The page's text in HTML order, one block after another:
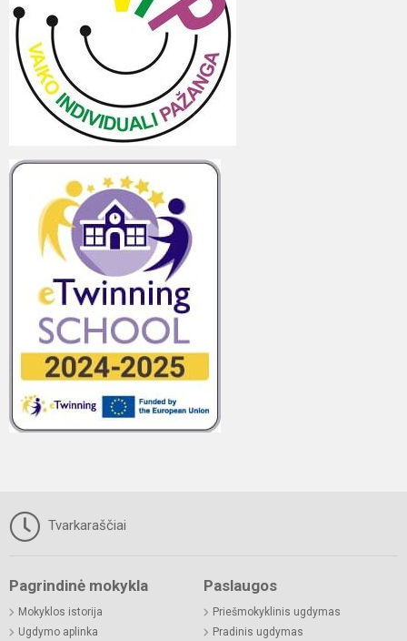
Tvarkaraščiai
Pagrindinė mokykla
Mokyklos istorija
Ugdymo aplinka
Paslaugos
Priešmokyklinis ugdymas
Pradinis ugdymas